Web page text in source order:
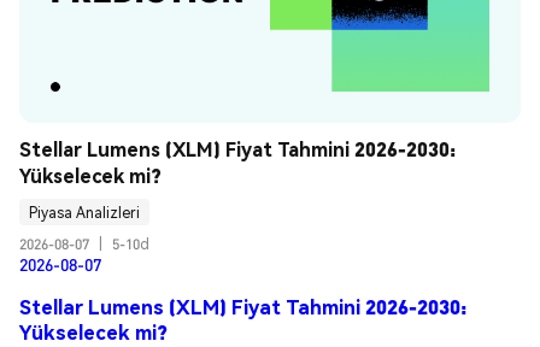
Stellar Lumens (XLM) Fiyat Tahmini 2026-2030:
Yükselecek mi?
Piyasa Analizleri
2026-08-07
5-10d
2026-08-07
Stellar Lumens (XLM) Fiyat Tahmini 2026-2030:
Yükselecek mi?